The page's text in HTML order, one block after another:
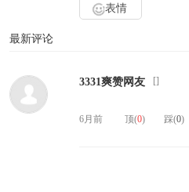
表情
最新评论
3331爽赞网友 []
6月前 顶(0) 踩(0)